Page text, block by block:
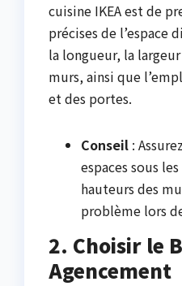
cuisine IKEA est de
précises de l’espace
la longueur, la
murs, ainsi que
et des portes.
Conseil :
espaces sous
hauteurs des
problème lors
2. Choisir le
Agencement